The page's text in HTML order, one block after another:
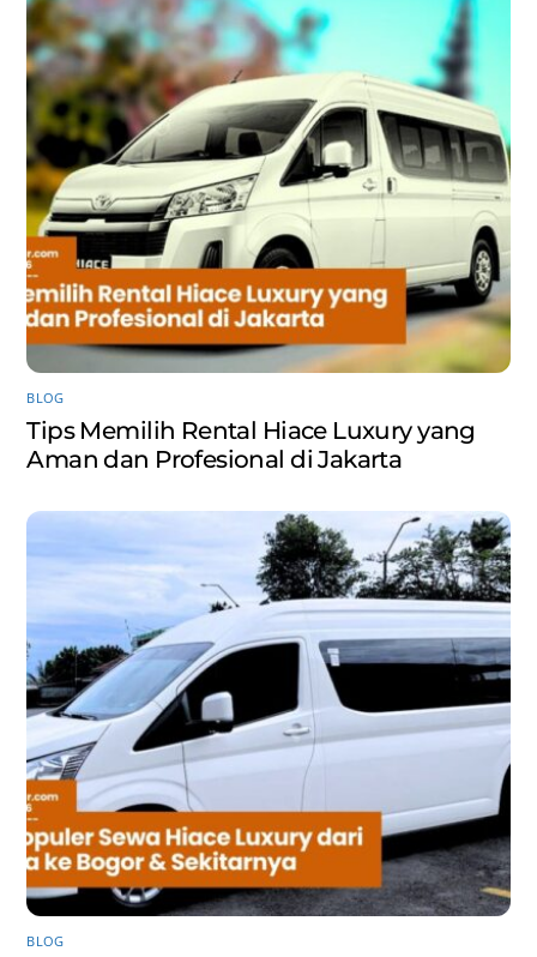
BLOG
Tips Memilih Rental Hiace Luxury yang
Aman dan Profesional di Jakarta
BLOG